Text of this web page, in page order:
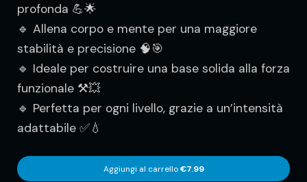
profonda 💪🌟
🔹 Allena corpo e mente per una maggiore
stabilità e precisione 🧠🎯
🔹 Ideale per costruire una base solida alla forza
funzionale ⚒️💥
🔹 Perfetta per ogni livello, grazie a un’intensità
adattabile ✅💧
Aggiungi al carrello €7.99